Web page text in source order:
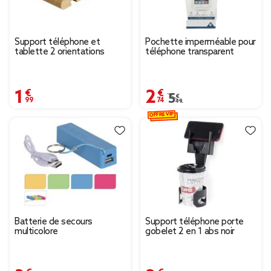
Support téléphone et
tablette 2 orientations
1,99 €
Pochette imperméable pour
téléphone transparent
2,74 €
Prix remisé de 5,49 €
5,49 €
Batterie de secours
multicolore
Support téléphone porte
gobelet 2 en 1 abs noir
OFFRE VIP